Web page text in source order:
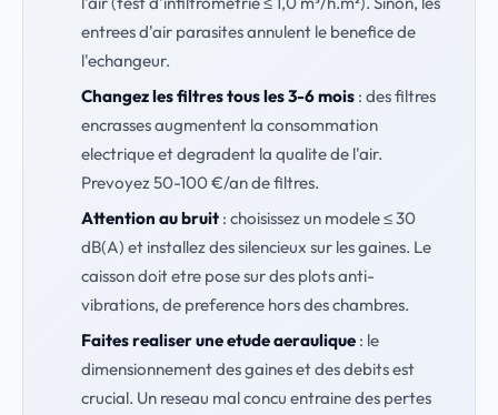
entrees d'air parasites annulent le benefice de
l'echangeur.
Changez les filtres tous les 3-6 mois: des filtres
encrasses augmentent la consommation
electrique et degradent la qualite de l'air.
Prevoyez 50-100 €/an de filtres.
Attention au bruit: choisissez un modele ≤ 30
dB(A) et installez des silencieux sur les gaines. Le
caisson doit etre pose sur des plots anti-
vibrations, de preference hors des chambres.
Faites realiser une etude aeraulique: le
dimensionnement des gaines et des debits est
crucial. Un reseau mal concu entraine des pertes